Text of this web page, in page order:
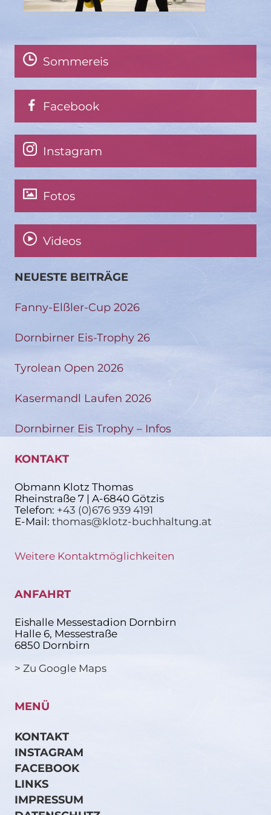
Sommereis
Facebook
Instagram
Fotos
Videos
NEUESTE BEITRÄGE
Fanny-Elßler-Cup 2026
Dornbirner Eis-Trophy 26
Tyrolean Open 2026
Kasermandl Laufen 2026
Dornbirner Eis Trophy – Infos
KONTAKT
Obmann Klotz Thomas
Rheinstraße 7 | A-6840 Götzis
Telefon: +43 (0)676 939 4191
E-Mail: thomas@klotz-buchhaltung.at
Weitere Kontaktmöglichkeiten
ANFAHRT
Eishalle Messestadion Dornbirn
Halle 6, Messestraße
6850 Dornbirn
> Zu Google Maps
MENÜ
KONTAKT
INSTAGRAM
FACEBOOK
LINKS
IMPRESSUM